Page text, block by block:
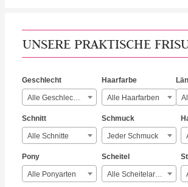
UNSERE PRAKTISCHE
Geschlecht
Alle Geschlechter
Haarfarbe
Alle Haarfarben
Schnitt
Alle Schnitte
Schmuck
Jeder Schmuck
Pony
Alle Ponyarten
Scheitel
Alle Scheitelarten